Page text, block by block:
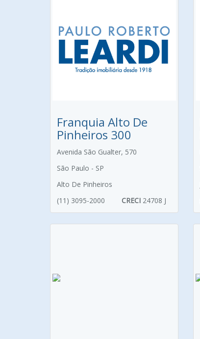
Franquia Alto De
Pinheiros 300
Avenida São Gualter, 570
São Paulo - SP
Alto De Pinheiros
(11) 3095-2000
CRECI 24708 J